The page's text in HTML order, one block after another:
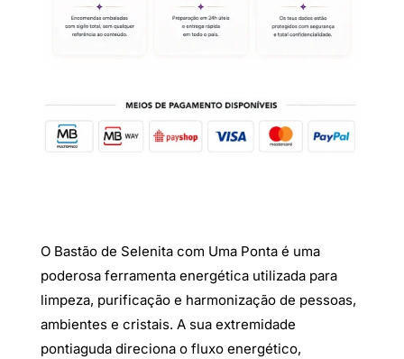
O Bastão de Selenita com Uma Ponta é uma
poderosa ferramenta energética utilizada para
limpeza, purificação e harmonização de pessoas,
ambientes e cristais. A sua extremidade
pontiaguda direciona o fluxo energético,